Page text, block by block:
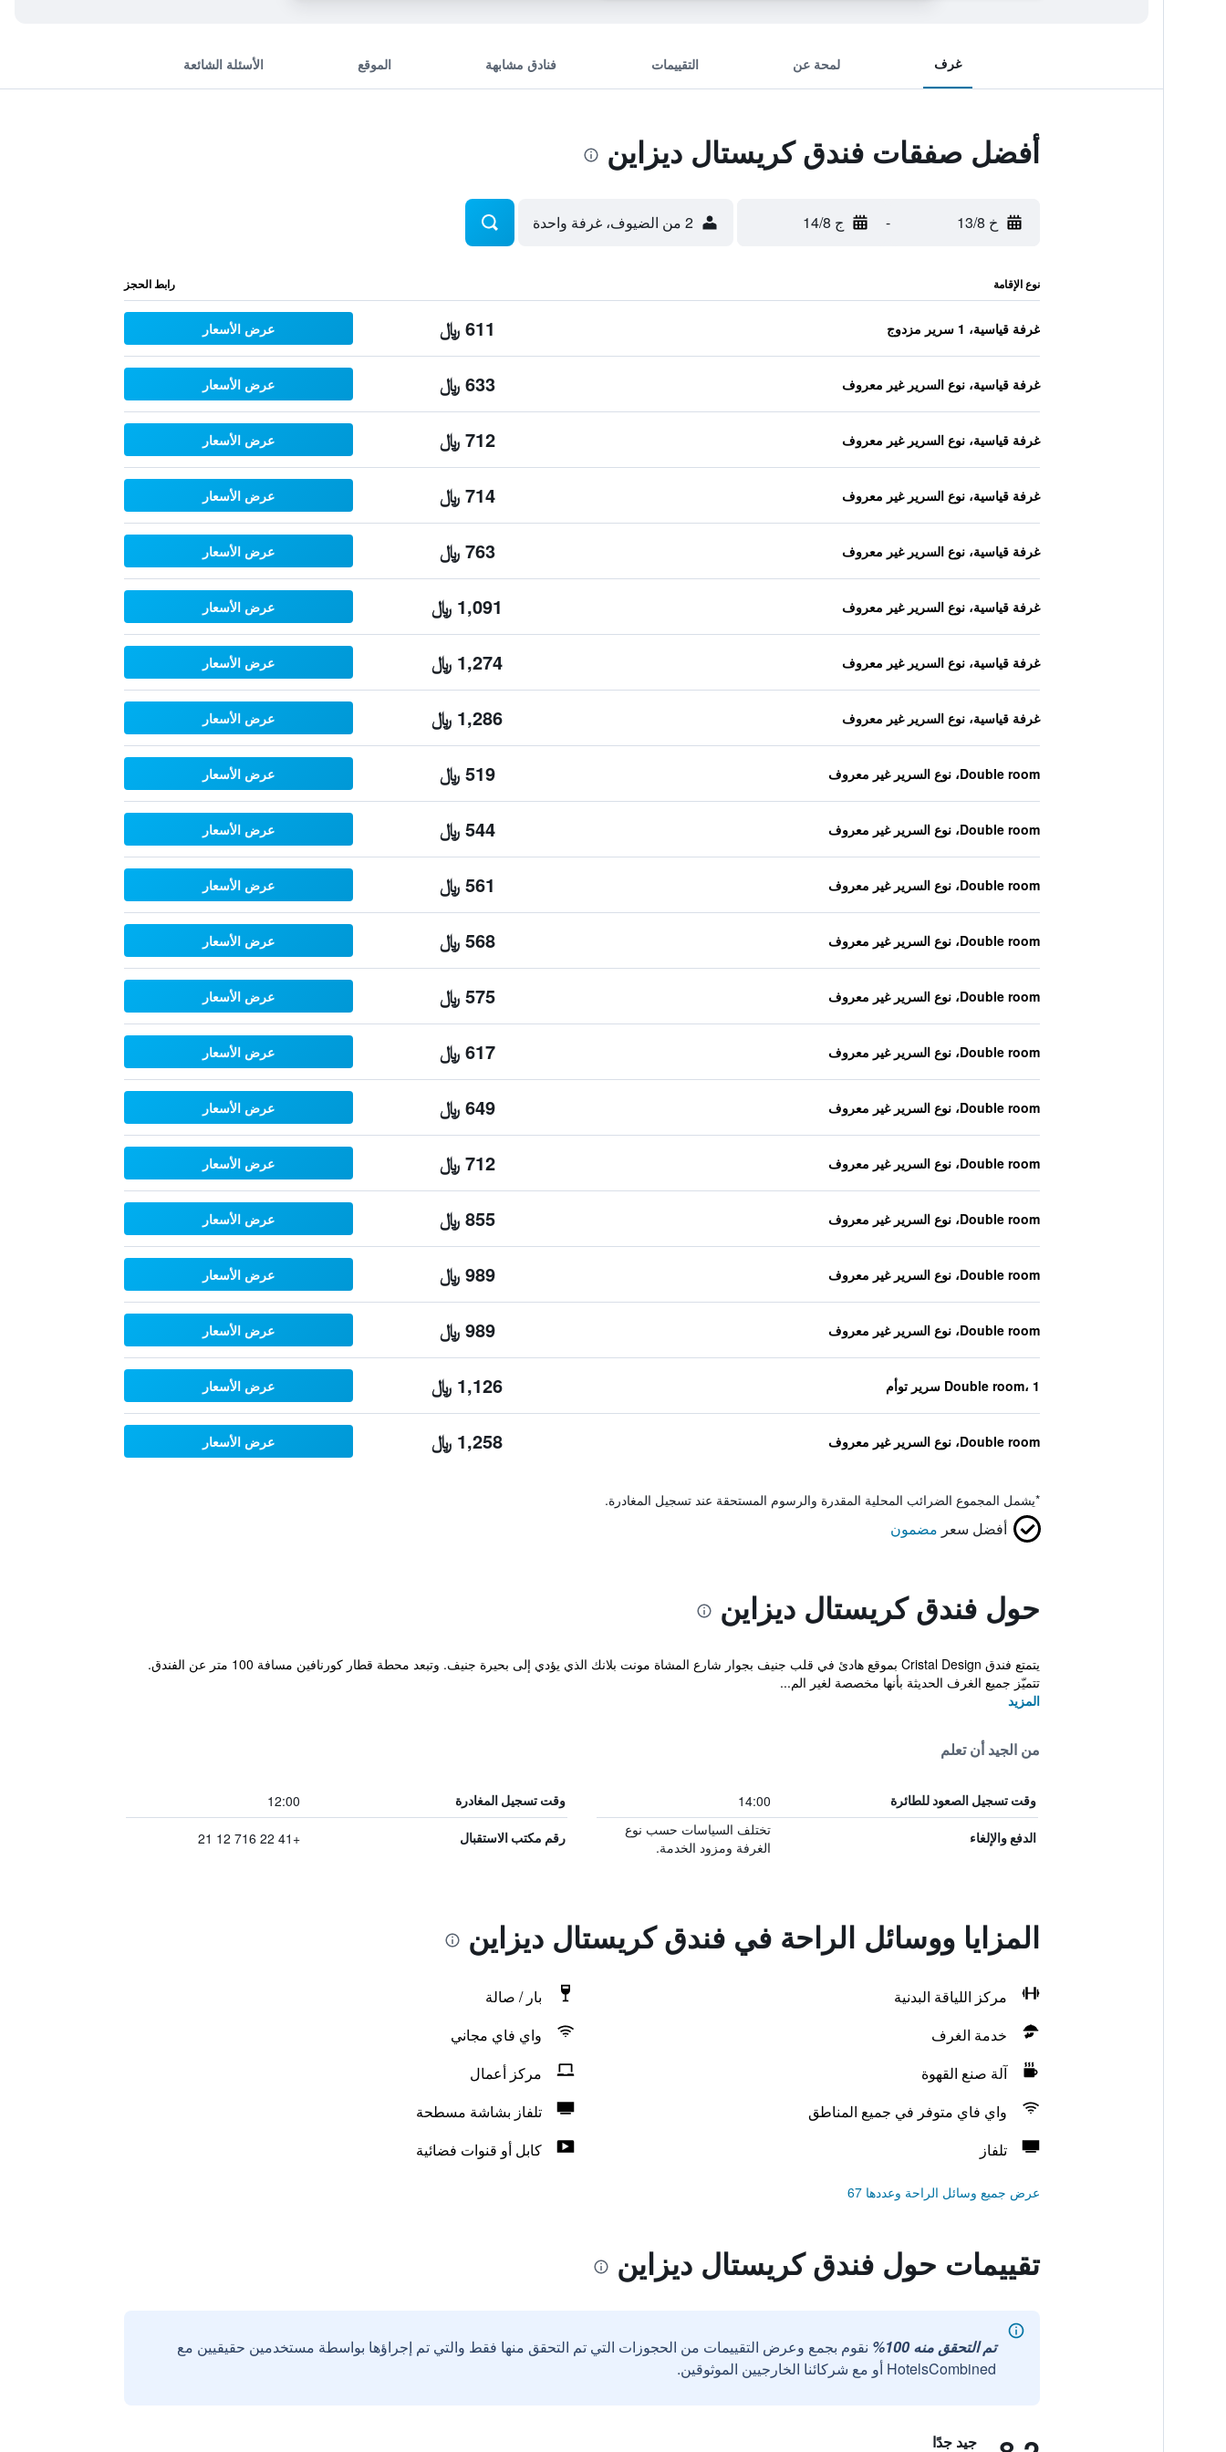
غرف لمحة عن التقييمات فنادق مشابهة الموقع الأسئلة الشائعة
أفضل صفقات فندق كريستال ديزاين
خ 13/8 - ج 14/8 2 من الضيوف، غرفة واحدة
نوع الإقامة رابط الحجز
غرفة قياسية، 1 سرير مزدوج 611 ﷼ عرض الأسعار
غرفة قياسية، نوع السرير غير معروف 633 ﷼ عرض الأسعار
غرفة قياسية، نوع السرير غير معروف 712 ﷼ عرض الأسعار
غرفة قياسية، نوع السرير غير معروف 714 ﷼ عرض الأسعار
غرفة قياسية، نوع السرير غير معروف 763 ﷼ عرض الأسعار
غرفة قياسية، نوع السرير غير معروف 1,091 ﷼ عرض الأسعار
غرفة قياسية، نوع السرير غير معروف 1,274 ﷼ عرض الأسعار
غرفة قياسية، نوع السرير غير معروف 1,286 ﷼ عرض الأسعار
Double room، نوع السرير غير معروف 519 ﷼ عرض الأسعار
Double room، نوع السرير غير معروف 544 ﷼ عرض الأسعار
Double room، نوع السرير غير معروف 561 ﷼ عرض الأسعار
Double room، نوع السرير غير معروف 568 ﷼ عرض الأسعار
Double room، نوع السرير غير معروف 575 ﷼ عرض الأسعار
Double room، نوع السرير غير معروف 617 ﷼ عرض الأسعار
Double room، نوع السرير غير معروف 649 ﷼ عرض الأسعار
Double room، نوع السرير غير معروف 712 ﷼ عرض الأسعار
Double room، نوع السرير غير معروف 855 ﷼ عرض الأسعار
Double room، نوع السرير غير معروف 989 ﷼ عرض الأسعار
Double room، نوع السرير غير معروف 989 ﷼ عرض الأسعار
Double room، 1 سرير توأم 1,126 ﷼ عرض الأسعار
Double room، نوع السرير غير معروف 1,258 ﷼ عرض الأسعار
*يشمل المجموع الضرائب المحلية المقدرة والرسوم المستحقة عند تسجيل المغادرة.
أفضل سعر مضمون
حول فندق كريستال ديزاين
يتمتع فندق Cristal Design بموقع هادئ في قلب جنيف بجوار شارع المشاة مونت بلانك الذي يؤدي إلى بحيرة جنيف. وتبعد محطة قطار كورنافين مسافة 100 متر عن الفندق.
تتميّز جميع الغرف الحديثة بأنها مخصصة لغير الم...
المزيد
من الجيد أن تعلم
وقت تسجيل الصعود للطائرة 14:00 وقت تسجيل المغادرة 12:00
الدفع والإلغاء
تختلف السياسات حسب نوع
الغرفة ومزود الخدمة.
رقم مكتب الاستقبال +41 22 716 12 21
المزايا ووسائل الراحة في فندق كريستال ديزاين
مركز اللياقة البدنية
بار / صالة
خدمة الغرف
واي فاي مجاني
آلة صنع القهوة
مركز أعمال
واي فاي متوفر في جميع المناطق
تلفاز بشاشة مسطحة
تلفاز
كابل أو قنوات فضائية
عرض جميع وسائل الراحة وعددها 67
تقييمات حول فندق كريستال ديزاين
تم التحقق منه 100%
نقوم بجمع وعرض التقييمات من الحجوزات التي تم التحقق منها فقط والتي تم إجراؤها بواسطة مستخدمين حقيقيين مع
HotelsCombined أو مع شركائنا الخارجيين الموثوقين.
جيد جدًا